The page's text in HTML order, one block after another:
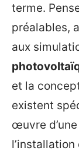
terme.
préalables,
aux
et la
existent
œuvre d’une
l’installation